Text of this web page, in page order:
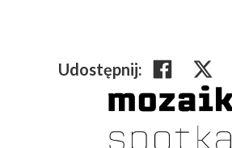
Udostępnij: